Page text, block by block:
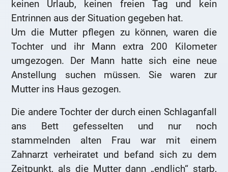
keinen Urlaub, keinen freien Tag und kein
Entrinnen aus der Situation gegeben hat.
Um die Mutter pflegen zu können, waren die
Tochter und ihr Mann extra 200 Kilometer
umgezogen. Der Mann hatte sich eine neue
Anstellung suchen müssen. Sie waren zur
Mutter ins Haus gezogen.
Die andere Tochter der durch einen Schlaganfall
ans Bett gefesselten und nur noch
stammelnden alten Frau war mit einem
Zahnarzt verheiratet und befand sich zu dem
Zeitpunkt, als die Mutter dann „endlich“ starb,